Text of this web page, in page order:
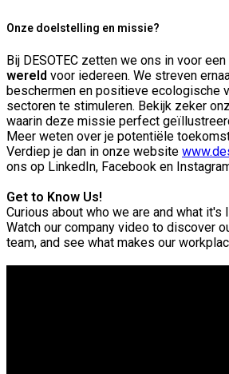
Onze doelstelling en missie?
Bij DESOTEC zetten we ons in voor een
wereld voor iedereen. We streven
beschermen en positieve ecologische
sectoren te stimuleren. Bekijk zeker
waarin deze missie perfect
Meer weten over je potentiële
Verdiep je dan in onze website
ons op LinkedIn, Facebook en
Get to Know Us!
Curious about who we are and what it's
Watch our company video to discover
team, and see what makes our